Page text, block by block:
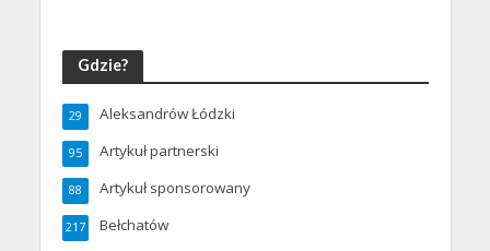
Gdzie?
Aleksandrów Łódzki
29
Artykuł partnerski
95
Artykuł sponsorowany
88
Bełchatów
217